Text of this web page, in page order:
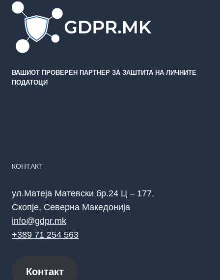
ВАШИОТ ПРОВЕРЕН ПАРТНЕР ЗА ЗАШТИТА НА ЛИЧНИТЕ
ПОДАТОЦИ
КОНТАКТ
ул.Матеја Матевски бр.24 Ц – 177,
Скопје, Северна Македонија
info@gdpr.mk
+389 71 254 563
Контакт